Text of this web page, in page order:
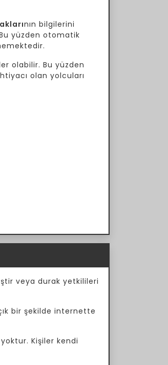
nın bilgilerini
yüzden otomatik
olabilir. Bu yüzden
olan yolcuları
veya durak yetkilileri
bir şekilde internette
Kişiler kendi